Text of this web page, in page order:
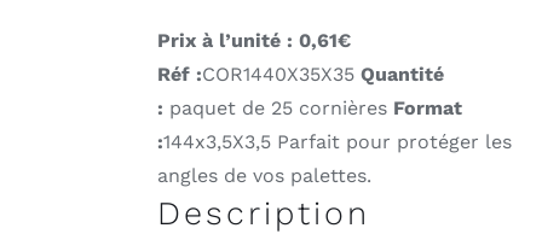
Prix à l’unité : 0,61€
Réf :COR1440X35X35 Quantité
: paquet de 25 cornières Format
:144x3,5X3,5 Parfait pour protéger les
angles de vos palettes.
Description